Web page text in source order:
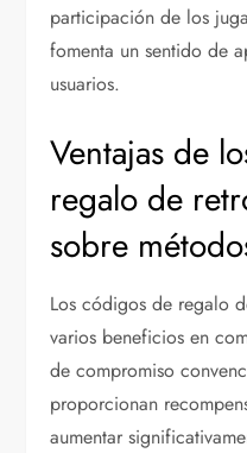
participación de los
fomenta un sentido de
usuarios.
Ventajas de
regalo de
sobre
Los códigos de regalo
varios beneficios en
de compromiso
proporcionan
aumentar